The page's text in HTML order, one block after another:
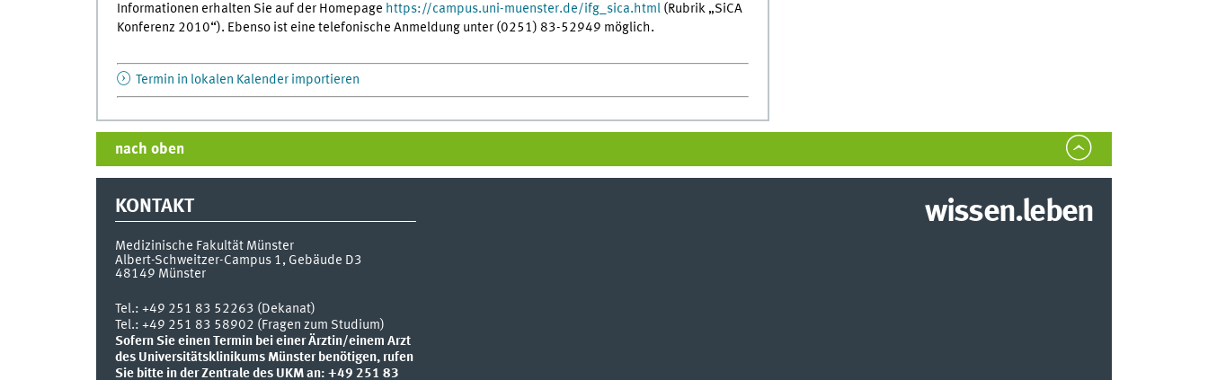
Informationen erhalten Sie auf der Homepage https://campus.uni-muenster.de/ifg_sica.html (Rubrik „SiCA
Konferenz 2010“). Ebenso ist eine telefonische Anmeldung unter (0251) 83-52949 möglich.
Termin in lokalen Kalender importieren
nach oben
KONTAKT
Medizinische Fakultät Münster
Albert-Schweitzer-Campus 1, Gebäude D3
48149 Münster
Tel.: +49 251 83 52263 (Dekanat)
Tel.: +49 251 83 58902 (Fragen zum Studium)
Sofern Sie einen Termin bei einer Ärztin/einem Arzt
des Universitätsklinikums Münster benötigen, rufen
Sie bitte in der Zentrale des UKM an: +49 251 83
wissen.leben